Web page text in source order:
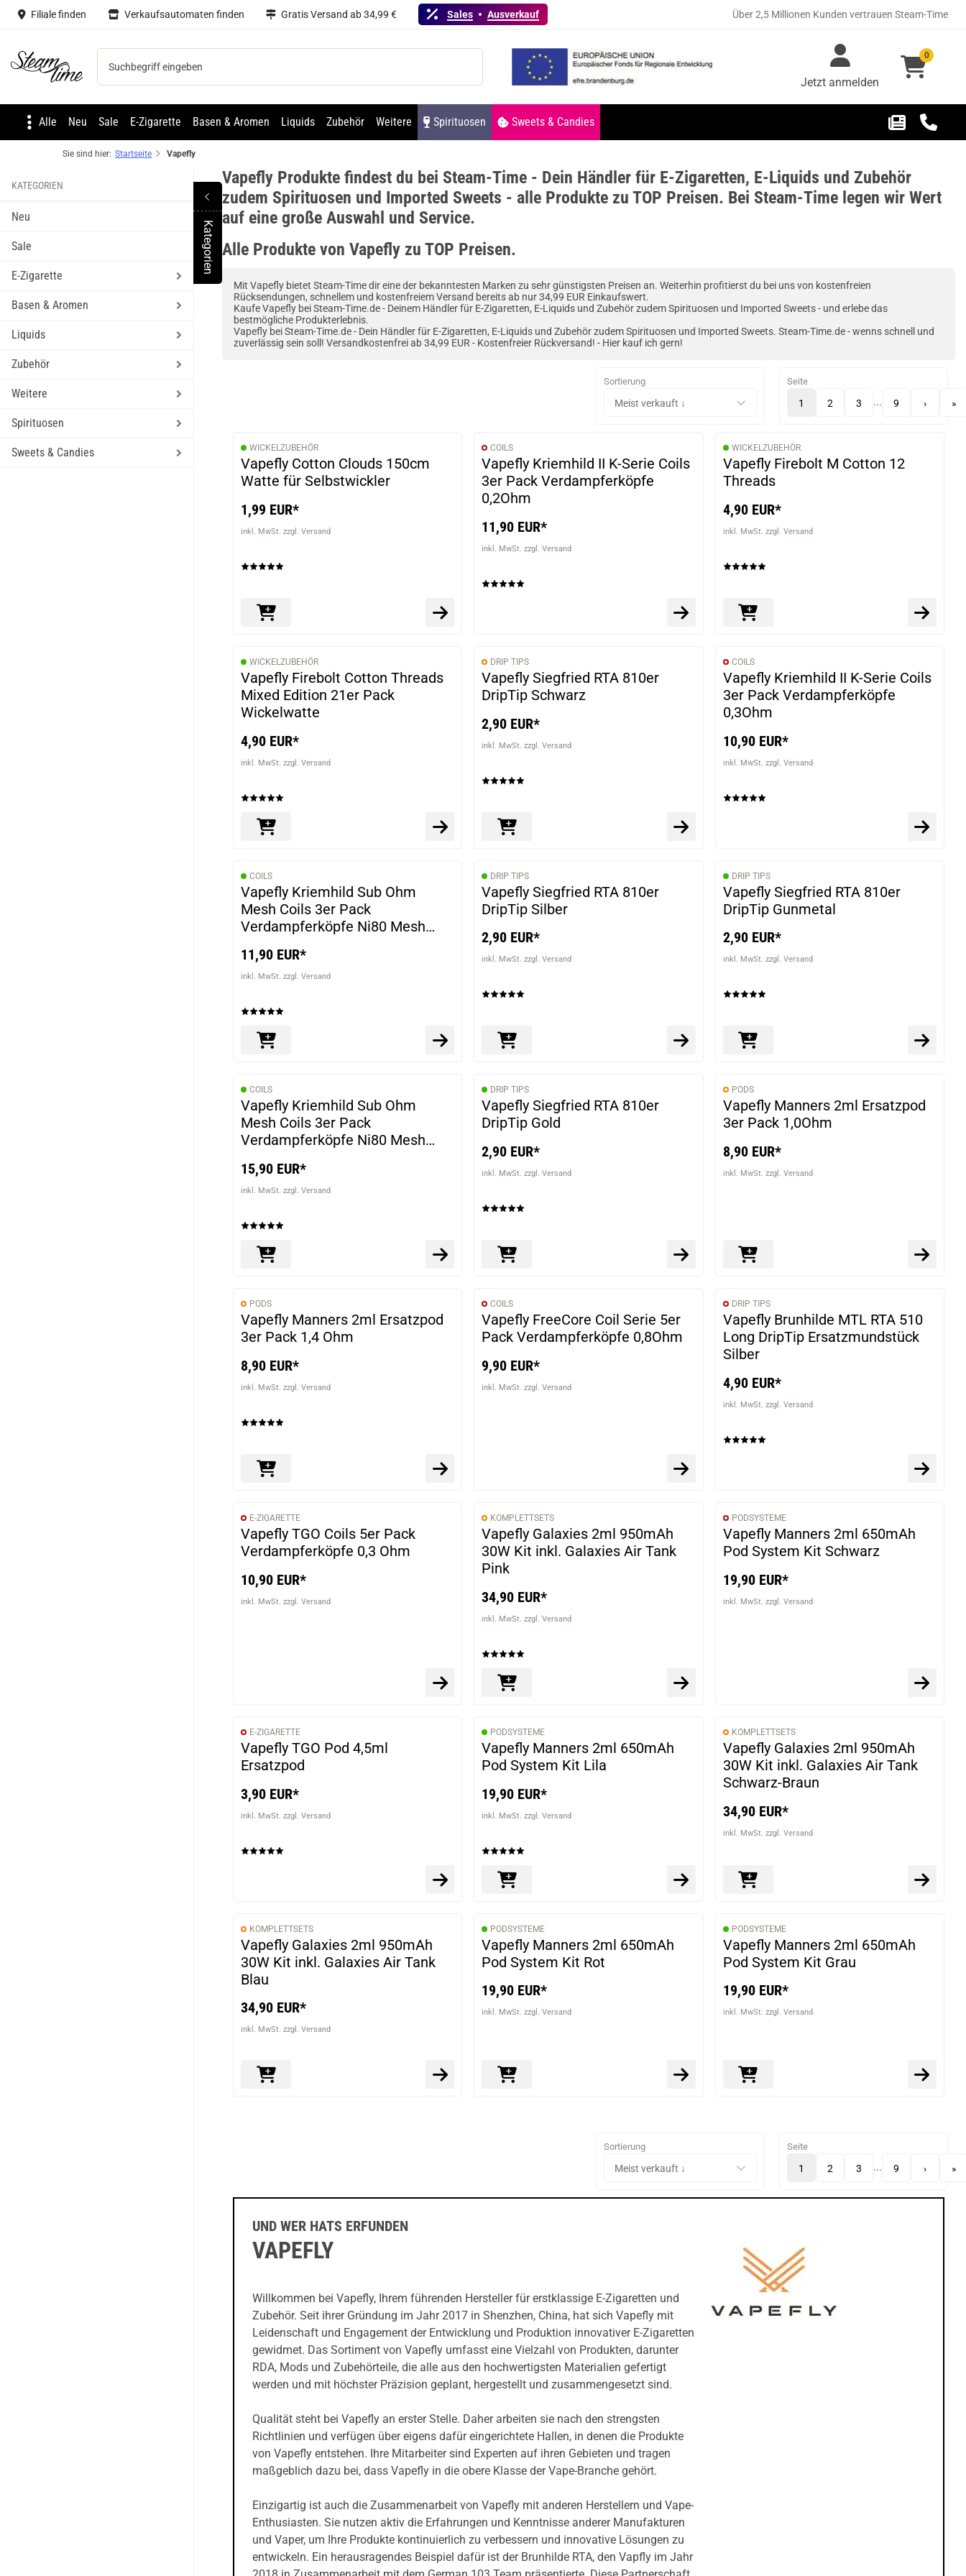
Filiale finden Verkaufsautomaten finden Gratis Versand ab 34,99 € Sales Ausverkauf Über 2,5 Millionen Kunden vertrauen Steam-Time
Steam time Jetzt anmelden
0
Alle Neu Sale E-Zigarette Basen & Aromen Liquids Zubehör Weitere Spirituosen Sweets & Candies
Sie sind hier: Startseite Vapefly
KategorienToggle Menu
KATEGORIEN
Neu
Sale
E-Zigarette
Basen & Aromen
Liquids
Zubehör
Weitere
Spirituosen
Sweets & Candies
Vapefly Produkte findest du bei Steam-Time - Dein Händler für E-Zigaretten, E-Liquids und Zubehör
zudem Spirituosen und Imported Sweets - alle Produkte zu TOP Preisen. Bei Steam-Time legen wir Wert
auf eine große Auswahl und Service.
Alle Produkte von Vapefly zu TOP Preisen.
Mit Vapefly bietet Steam-Time dir eine der bekanntesten Marken zu sehr günstigsten Preisen an. Weiterhin profitierst du bei uns von kostenfreien
Rücksendungen, schnellem und kostenfreiem Versand bereits ab nur 34,99 EUR Einkaufswert.
Kaufe Vapefly bei Steam-Time.de - Deinem Händler für E-Zigaretten, E-Liquids und Zubehör zudem Spirituosen und Imported Sweets - und erlebe das
bestmögliche Produkterlebnis.
Vapefly bei Steam-Time.de - Dein Händler für E-Zigaretten, E-Liquids und Zubehör zudem Spirituosen und Imported Sweets. Steam-Time.de - wenns schnell und
zuverlässig sein soll! Versandkostenfrei ab 34,99 EUR - Kostenfreier Rückversand! - Hier kauf ich gern!
Sortierung Seite
1 2 3 ... 9 › »
WICKELZUBEHÖR
Vapefly Cotton Clouds 150cm
Watte für Selbstwickler
1,99 EUR*
inkl. MwSt. zzgl. Versand
COILS
Vapefly Kriemhild II K-Serie Coils
3er Pack Verdampferköpfe
0,2Ohm
11,90 EUR*
inkl. MwSt. zzgl. Versand
WICKELZUBEHÖR
Vapefly Firebolt M Cotton 12
Threads
4,90 EUR*
inkl. MwSt. zzgl. Versand
WICKELZUBEHÖR
Vapefly Firebolt Cotton Threads
Mixed Edition 21er Pack
Wickelwatte
4,90 EUR*
inkl. MwSt. zzgl. Versand
DRIP TIPS
Vapefly Siegfried RTA 810er
DripTip Schwarz
2,90 EUR*
inkl. MwSt. zzgl. Versand
COILS
Vapefly Kriemhild II K-Serie Coils
3er Pack Verdampferköpfe
0,3Ohm
10,90 EUR*
inkl. MwSt. zzgl. Versand
COILS
Vapefly Kriemhild Sub Ohm
Mesh Coils 3er Pack
Verdampferköpfe Ni80 Mesh
11,90 EUR*
inkl. MwSt. zzgl. Versand
DRIP TIPS
Vapefly Siegfried RTA 810er
DripTip Silber
2,90 EUR*
inkl. MwSt. zzgl. Versand
DRIP TIPS
Vapefly Siegfried RTA 810er
DripTip Gunmetal
2,90 EUR*
inkl. MwSt. zzgl. Versand
COILS
Vapefly Kriemhild Sub Ohm
Mesh Coils 3er Pack
Verdampferköpfe Ni80 Mesh
15,90 EUR*
inkl. MwSt. zzgl. Versand
DRIP TIPS
Vapefly Siegfried RTA 810er
DripTip Gold
2,90 EUR*
inkl. MwSt. zzgl. Versand
PODS
Vapefly Manners 2ml Ersatzpod
3er Pack 1,0Ohm
8,90 EUR*
inkl. MwSt. zzgl. Versand
PODS
Vapefly Manners 2ml Ersatzpod
3er Pack 1,4 Ohm
8,90 EUR*
inkl. MwSt. zzgl. Versand
COILS
Vapefly FreeCore Coil Serie 5er
Pack Verdampferköpfe 0,8Ohm
9,90 EUR*
inkl. MwSt. zzgl. Versand
DRIP TIPS
Vapefly Brunhilde MTL RTA 510
Long DripTip Ersatzmundstück
Silber
4,90 EUR*
inkl. MwSt. zzgl. Versand
E-ZIGARETTE
Vapefly TGO Coils 5er Pack
Verdampferköpfe 0,3 Ohm
10,90 EUR*
inkl. MwSt. zzgl. Versand
KOMPLETTSETS
Vapefly Galaxies 2ml 950mAh
30W Kit inkl. Galaxies Air Tank
Pink
34,90 EUR*
inkl. MwSt. zzgl. Versand
PODSYSTEME
Vapefly Manners 2ml 650mAh
Pod System Kit Schwarz
19,90 EUR*
inkl. MwSt. zzgl. Versand
E-ZIGARETTE
Vapefly TGO Pod 4,5ml
Ersatzpod
3,90 EUR*
inkl. MwSt. zzgl. Versand
PODSYSTEME
Vapefly Manners 2ml 650mAh
Pod System Kit Lila
19,90 EUR*
inkl. MwSt. zzgl. Versand
KOMPLETTSETS
Vapefly Galaxies 2ml 950mAh
30W Kit inkl. Galaxies Air Tank
Schwarz-Braun
34,90 EUR*
inkl. MwSt. zzgl. Versand
KOMPLETTSETS
Vapefly Galaxies 2ml 950mAh
30W Kit inkl. Galaxies Air Tank
Blau
34,90 EUR*
inkl. MwSt. zzgl. Versand
PODSYSTEME
Vapefly Manners 2ml 650mAh
Pod System Kit Rot
19,90 EUR*
inkl. MwSt. zzgl. Versand
PODSYSTEME
Vapefly Manners 2ml 650mAh
Pod System Kit Grau
19,90 EUR*
inkl. MwSt. zzgl. Versand
Sortierung Seite
1 2 3 ... 9 › »
UND WER HATS ERFUNDEN
VAPEFLY
Willkommen bei Vapefly, Ihrem führenden Hersteller für erstklassige E-Zigaretten und
Zubehör. Seit ihrer Gründung im Jahr 2017 in Shenzhen, China, hat sich Vapefly mit
Leidenschaft und Engagement der Entwicklung und Produktion innovativer E-Zigaretten
gewidmet. Das Sortiment von Vapefly umfasst eine Vielzahl von Produkten, darunter
RDA, Mods und Zubehörteile, die alle aus den hochwertigsten Materialien gefertigt
werden und mit höchster Präzision geplant, hergestellt und zusammengesetzt sind.
Qualität steht bei Vapefly an erster Stelle. Daher arbeiten sie nach den strengsten
Richtlinien und verfügen über eigens dafür eingerichtete Hallen, in denen die Produkte
von Vapefly entstehen. Ihre Mitarbeiter sind Experten auf ihren Gebieten und tragen
maßgeblich dazu bei, dass Vapefly in die obere Klasse der Vape-Branche gehört.
Einzigartig ist auch die Zusammenarbeit von Vapefly mit anderen Herstellern und Vape-
Enthusiasten. Sie nutzen aktiv die Erfahrungen und Kenntnisse anderer Manufakturen
und Vaper, um Ihre Produkte kontinuierlich zu verbessern und innovative Lösungen zu
entwickeln. Ein herausragendes Beispiel dafür ist der Brunhilde RTA, den Vapfly im Jahr